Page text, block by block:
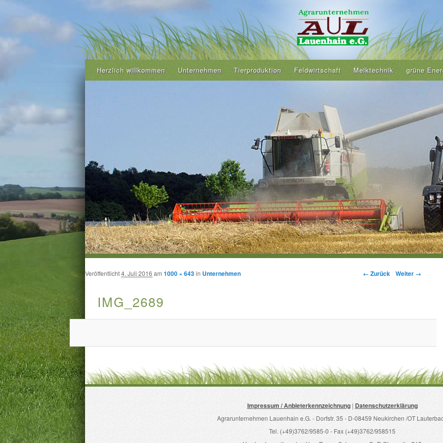
Herzlich willkommen Unternehmen Tierproduktion Feldwirtschaft Melktechnik grüne
Bilder-Navigation
← Zurück Weiter →
IMG_2689
Veröffentlicht4. Juli 2016 am 1000 × 643in Unternehmen
Impressum / Anbieterkennzeichnung| Datenschutzerklärung
Agrarunternehmen Lauenhain e.G. - Dorfstr. 35 - D-08459 Neukirchen /OT
Tel. (+49)3762/9585-0 - Fax (+49)3762/958515